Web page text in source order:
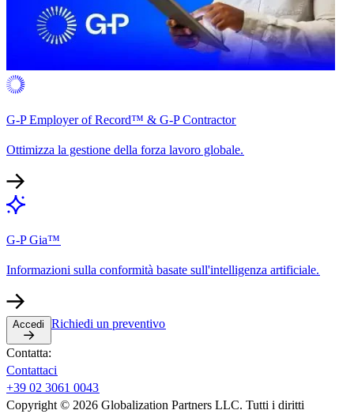
G-P Employer of Record™ & G-P Contractor​​
Ottimizza la gestione della forza lavoro globale.​​
G-P Gia™​​
Informazioni sulla conformità basate sull'intelligenza artificiale.​​
Accedi​​ Richiedi un preventivo​​
Contatta:​​
Contattaci​​
+39 02 3061 0043​​
Copyright © 2026 Globalization Partners LLC. Tutti i diritti